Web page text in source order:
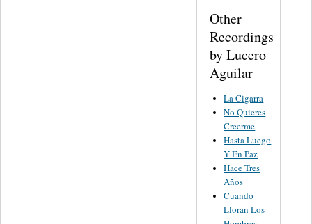
Other
Recordings
by Lucero
Aguilar
La Cigarra
No Quieres
Creerme
Hasta Luego
Y En Paz
Hace Tres
Años
Cuando
Lloran Los